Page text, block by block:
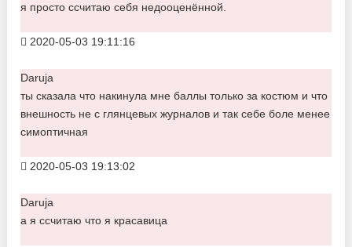
я просто ссчитаю себя недооценённой.
2020-05-03 19:11:16
Daruja
ты сказала что накинула мне баллы только за костюм и что
внешность не с глянцевых журналов и так себе боле менее
симоптичная
2020-05-03 19:13:02
Daruja
а я ссчитаю что я красавица